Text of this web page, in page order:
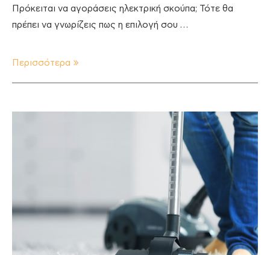
Πρόκειται να αγοράσεις ηλεκτρική σκούπα; Τότε θα
πρέπει να γνωρίζεις πως η επιλογή σου …
Περισσότερα